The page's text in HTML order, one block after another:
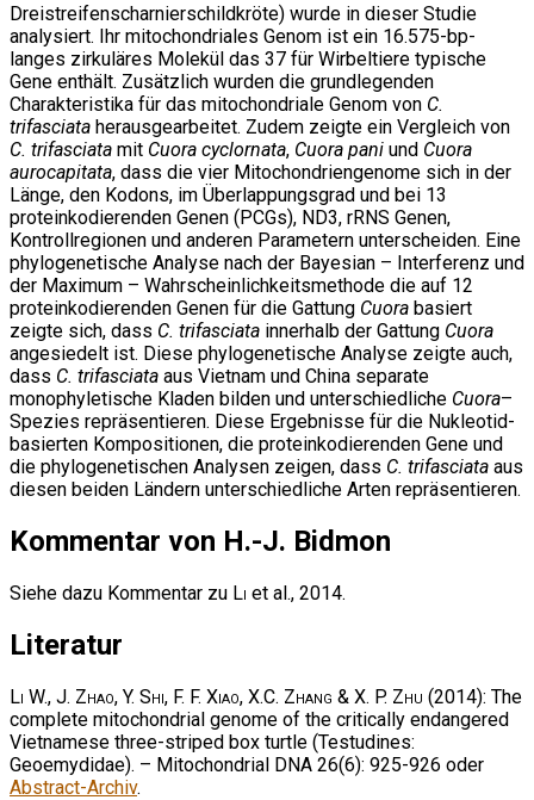
Dreistreifenscharnierschildkröte) wurde in dieser Studie
analysiert. Ihr mitochondriales Genom ist ein 16.575-bp-
langes zirkuläres Molekül das 37 für Wirbeltiere typische
Gene enthält. Zusätzlich wurden die grundlegenden
Charakteristika für das mitochondriale Genom von C.
trifasciata herausgearbeitet. Zudem zeigte ein Vergleich von
C. trifasciata mit Cuora cyclornata, Cuora pani und Cuora
aurocapitata, dass die vier Mitochondriengenome sich in der
Länge, den Kodons, im Überlappungsgrad und bei 13
proteinkodierenden Genen (PCGs), ND3, rRNS Genen,
Kontrollregionen und anderen Parametern unterscheiden. Eine
phylogenetische Analyse nach der Bayesian – Interferenz und
der Maximum – Wahrscheinlichkeitsmethode die auf 12
proteinkodierenden Genen für die Gattung Cuora basiert
zeigte sich, dass C. trifasciata innerhalb der Gattung Cuora
angesiedelt ist. Diese phylogenetische Analyse zeigte auch,
dass C. trifasciata aus Vietnam und China separate
monophyletische Kladen bilden und unterschiedliche Cuora–
Spezies repräsentieren. Diese Ergebnisse für die Nukleotid-
basierten Kompositionen, die proteinkodierenden Gene und
die phylogenetischen Analysen zeigen, dass C. trifasciata aus
diesen beiden Ländern unterschiedliche Arten repräsentieren.
Kommentar von H.-J. Bidmon
Siehe dazu Kommentar zu Li et al., 2014.
Literatur
Li W., J. Zhao, Y. Shi, F. F. Xiao, X.C. Zhang & X. P. Zhu (2014): The
complete mitochondrial genome of the critically endangered
Vietnamese three-striped box turtle (Testudines:
Geoemydidae). – Mitochondrial DNA 26(6): 925-926 oder
Abstract-Archiv.